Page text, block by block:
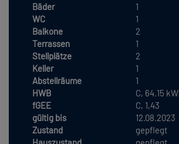
Bäder
1
WC
1
Balkone
2
Terrassen
1
Stellplätze
2
Keller
1
Abstellräume
1
HWB
C, 64.15
fGEE
C, 1,43
gültig bis
12.08.2023
Zustand
gepflegt